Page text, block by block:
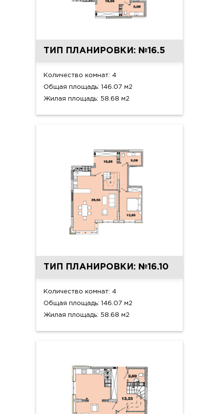
ТИП ПЛАНИРОВКИ: №16.5
Количество комнат: 4
Общая площадь: 146.07 м2
Жилая площадь: 58.68 м2
ТИП ПЛАНИРОВКИ: №16.10
Количество комнат: 4
Общая площадь: 146.07 м2
Жилая площадь: 58.68 м2